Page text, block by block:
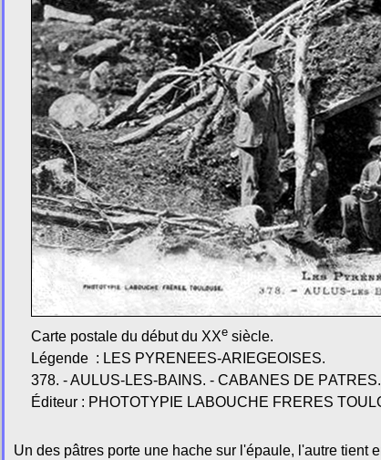
Carte postale du début du XXe siècle.
Légende : LES PYRENEES-ARIEGEOISES.
378. - AULUS-LES-BAINS. - CABANES DE PATRES.
Éditeur : PHOTOTYPIE LABOUCHE FRERES
Un des pâtres porte une hache sur l'épaule, l'autre tient